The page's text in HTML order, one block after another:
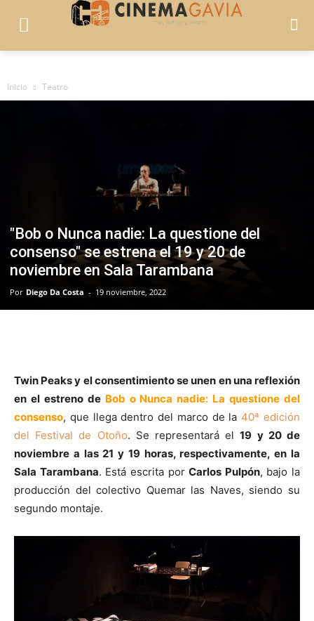
Inicio Teatro
"Bob o Nunca nadie: La questione del
consenso" se estrena el 19 y 20 de
noviembre en Sala Tarambana
Por Diego Da Costa - 19 noviembre, 2022
Twin Peaks y el consentimiento se unen en una reflexión
en el estreno de Bob o Nunca nadie: La questione del
consenso, que llega dentro del marco de la 40ª edición
del Festival de Otoño. Se representará el19 y 20 de
noviembre a las 21 y 19 horas, respectivamente, en la
Sala Tarambana. Está escrita porCarlos Pulpón, bajo la
producción del colectivo Quemar las Naves, siendo su
segundo montaje.